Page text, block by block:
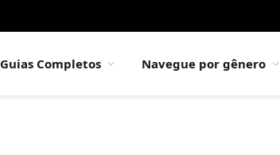
Guias Completos Navegue por gênero